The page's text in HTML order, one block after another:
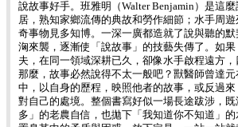
說故事好手。班雅明（Walter Benjamin）是這
居，熟知家鄉流傳的典故和勞作細節；水手周
奇事物見多知博。一深一廣都造就了說與聽的
洶來襲，逐漸使「說故事」的技藝失傳了。如
夫，在同一領域深耕已久，卻像水手啟程遠方，
那麼，故事必然說得不太一般吧？獸醫師曾達元
中，以自身的歷程，映照他者的故事，或反過
對自己的處境。整個書寫好似一場長途跋涉，
多」的老農自信，也拋下「我知道你不知道」